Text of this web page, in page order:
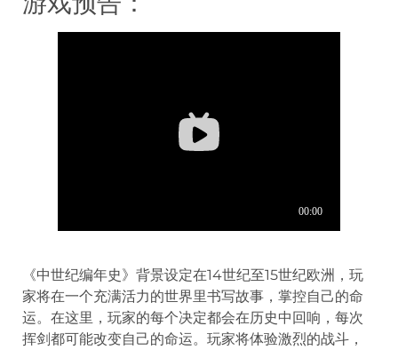
《中世纪编年史》背景设定在14世纪至15世纪欧洲，玩
家将在一个充满活力的世界里书写故事，掌控自己的命
运。在这里，玩家的每个决定都会在历史中回响，每次
挥剑都可能改变自己的命运。玩家将体验激烈的战斗，